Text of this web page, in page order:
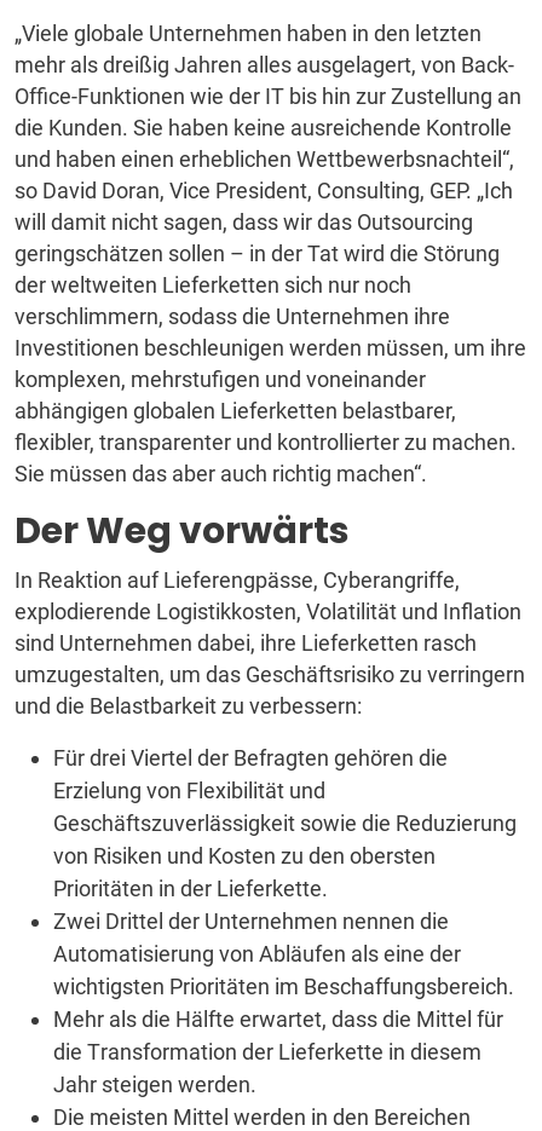
„Viele globale Unternehmen haben in den letzten
mehr als dreißig Jahren alles ausgelagert, von Back-
Office-Funktionen wie der IT bis hin zur Zustellung an
die Kunden. Sie haben keine ausreichende Kontrolle
und haben einen erheblichen Wettbewerbsnachteil“,
so David Doran, Vice President, Consulting, GEP. „Ich
will damit nicht sagen, dass wir das Outsourcing
geringschätzen sollen – in der Tat wird die Störung
der weltweiten Lieferketten sich nur noch
verschlimmern, sodass die Unternehmen ihre
Investitionen beschleunigen werden müssen, um ihre
komplexen, mehrstufigen und voneinander
abhängigen globalen Lieferketten belastbarer,
flexibler, transparenter und kontrollierter zu machen.
Sie müssen das aber auch richtig machen“.
Der Weg vorwärts
In Reaktion auf Lieferengpässe, Cyberangriffe,
explodierende Logistikkosten, Volatilität und Inflation
sind Unternehmen dabei, ihre Lieferketten rasch
umzugestalten, um das Geschäftsrisiko zu verringern
und die Belastbarkeit zu verbessern:
Für drei Viertel der Befragten gehören die
Erzielung von Flexibilität und
Geschäftszuverlässigkeit sowie die Reduzierung
von Risiken und Kosten zu den obersten
Prioritäten in der Lieferkette.
Zwei Drittel der Unternehmen nennen die
Automatisierung von Abläufen als eine der
wichtigsten Prioritäten im Beschaffungsbereich.
Mehr als die Hälfte erwartet, dass die Mittel für
die Transformation der Lieferkette in diesem
Jahr steigen werden.
Die meisten Mittel werden in den Bereichen